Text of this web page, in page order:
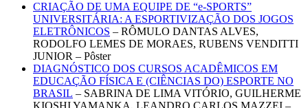
CRIAÇÃO DE UMA EQUIPE DE “e-SPORTS”
UNIVERSITÁRIA: A ESPORTIVIZAÇÃO DOS JOGOS
ELETRÔNICOS – RÔMULO DANTAS ALVES,
RODOLFO LEMES DE MORAES, RUBENS VENDITTI
JUNIOR – Pôster
DIAGNÓSTICO DOS CURSOS ACADÊMICOS EM
EDUCAÇÃO FÍSICA E (CIÊNCIAS DO) ESPORTE NO
BRASIL – SABRINA DE LIMA VITÓRIO, GUILHERME
KIOSHI YAMANKA, LEANDRO CARLOS MAZZEI –